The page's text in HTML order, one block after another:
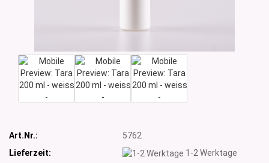
Art.Nr.:
5762
Lieferzeit:
1-2 Werktage